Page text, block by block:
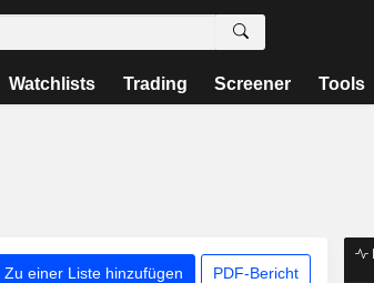
Watchlists Trading Screener Tools
Zu einer Liste hinzufügen PDF-Bericht